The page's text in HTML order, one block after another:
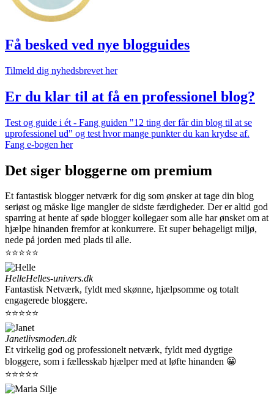
Få besked ved nye blogguides
Tilmeld dig nyhedsbrevet her
Er du klar til at få en professionel blog?
Test og guide i ét - Fang guiden "12 ting der får din blog til at se
uprofessionel ud" og test hvor mange punkter du kan krydse af.
Fang e-bogen her
Det siger bloggerne om premium
Et fantastisk blogger netværk for dig som ønsker at tage din blog
seriøst og måske lige mangler de sidste færdigheder. Der er altid god
sparring at hente af søde blogger kollegaer som alle har ønsket om at
hjælpe hinanden fremfor at konkurrere. Et super behageligt miljø,
nede på jorden med plads til alle.
⭐⭐⭐⭐⭐
HelleHelles-univers.dk
Fantastisk Netværk, fyldt med skønne, hjælpsomme og totalt
engagerede bloggere.
⭐⭐⭐⭐⭐
Janetlivsmoden.dk
Et virkelig god og professionelt netværk, fyldt med dygtige
bloggere, som i fællesskab hjælper med at løfte hinanden 😀
⭐⭐⭐⭐⭐